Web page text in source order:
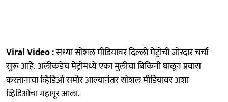
Viral Video :सध्या सोशल मीडियावर दिल्ली मेट्रोची जोरदार चर्चा
सुरू आहे. अलीकडेच मेट्रोमध्ये एका मुलीचा बिकिनी घालून प्रवास
करतानाचा व्हिडिओ समोर आल्यानंतर सोशल मीडियावर अशा
व्हिडिओंचा महापूर आला.